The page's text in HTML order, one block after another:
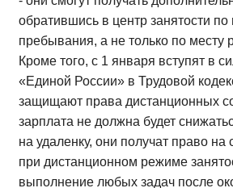
обратившись в центр занятости по
пребывания, а не только по месту
Кроме того, с 1 января вступят в
«Единой России» в Трудовой
защищают права дистанционных
зарплата не должна будет
на удаленку, они получат право
при дистанционном режиме
выполнение любых задач после